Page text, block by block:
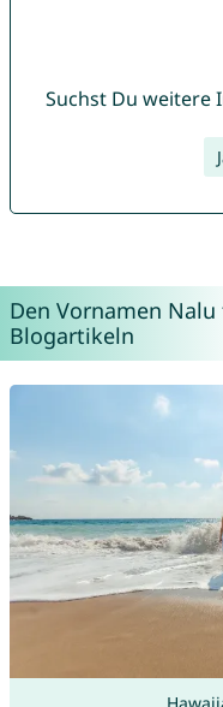
Suchst Du weitere
Den Vornamen
Blogartikeln